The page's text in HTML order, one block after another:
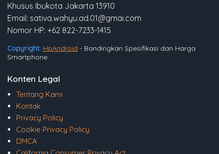
Khusus Ibukota Jakarta 13910
Email: sativa.wahyu.ad.01@gmai.com
Nomor HP: +62 822-7233-1415
Copyright: HpAndroid - Bandingkan Spesifikasi dan Harga
Smartphone
Konten Legal
Tentang Kami
Kontak
Privacy Policy
Cookie Privacy Policy
DMCA